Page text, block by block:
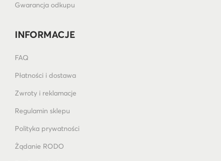
Gwarancja odkupu
INFORMACJE
FAQ
Płatności i dostawa
Zwroty i reklamacje
Regulamin sklepu
Polityka prywatności
Żądanie RODO